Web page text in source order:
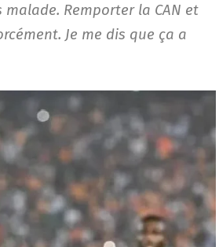
Remporter la CAN et
Je me dis que ça a